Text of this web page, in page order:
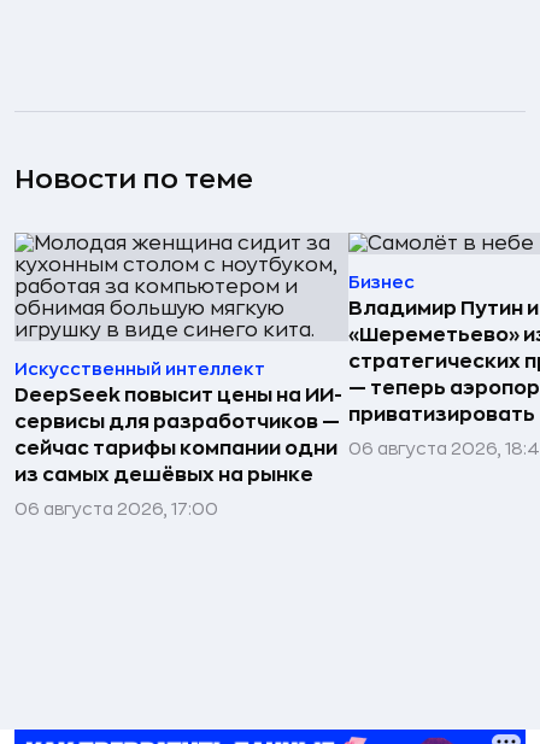
Новости по теме
Искусственный интеллект
DeepSeek повысит цены на ИИ-
сервисы для разработчиков —
сейчас тарифы компании одни
из самых дешёвых на рынке
06 августа 2026, 17:00
Бизнес
Владимир Путин
«Шереметьево»
стратегических
— теперь
приватизировать
06 августа 2026,